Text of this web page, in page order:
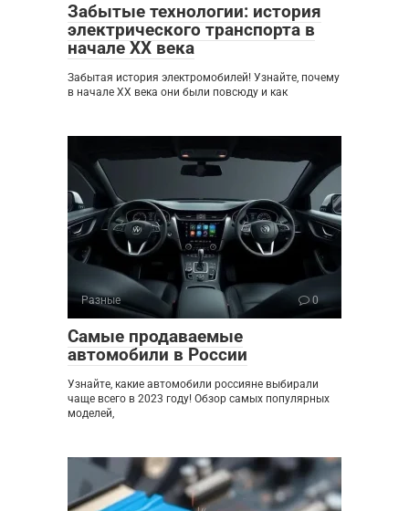
Забытые технологии: история
электрического транспорта в
начале XX века
Забытая история электромобилей! Узнайте, почему
в начале XX века они были повсюду и как
Разные 0
Самые продаваемые
автомобили в России
Узнайте, какие автомобили россияне выбирали
чаще всего в 2023 году! Обзор самых популярных
моделей,